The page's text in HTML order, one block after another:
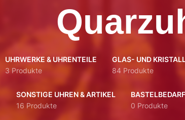
UHRWERKE & UHRENTEILE
3 Produkte
GLAS- UND
84 Produkte
SONSTIGE UHREN & ARTIKEL
16 Produkte
0 Produkte